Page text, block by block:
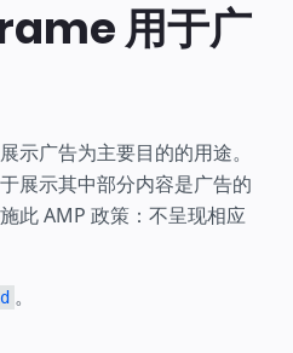
用于广
示广告为主要目的的用途。
展示其中部分内容是广告的
此 AMP 政策：不呈现相应
。